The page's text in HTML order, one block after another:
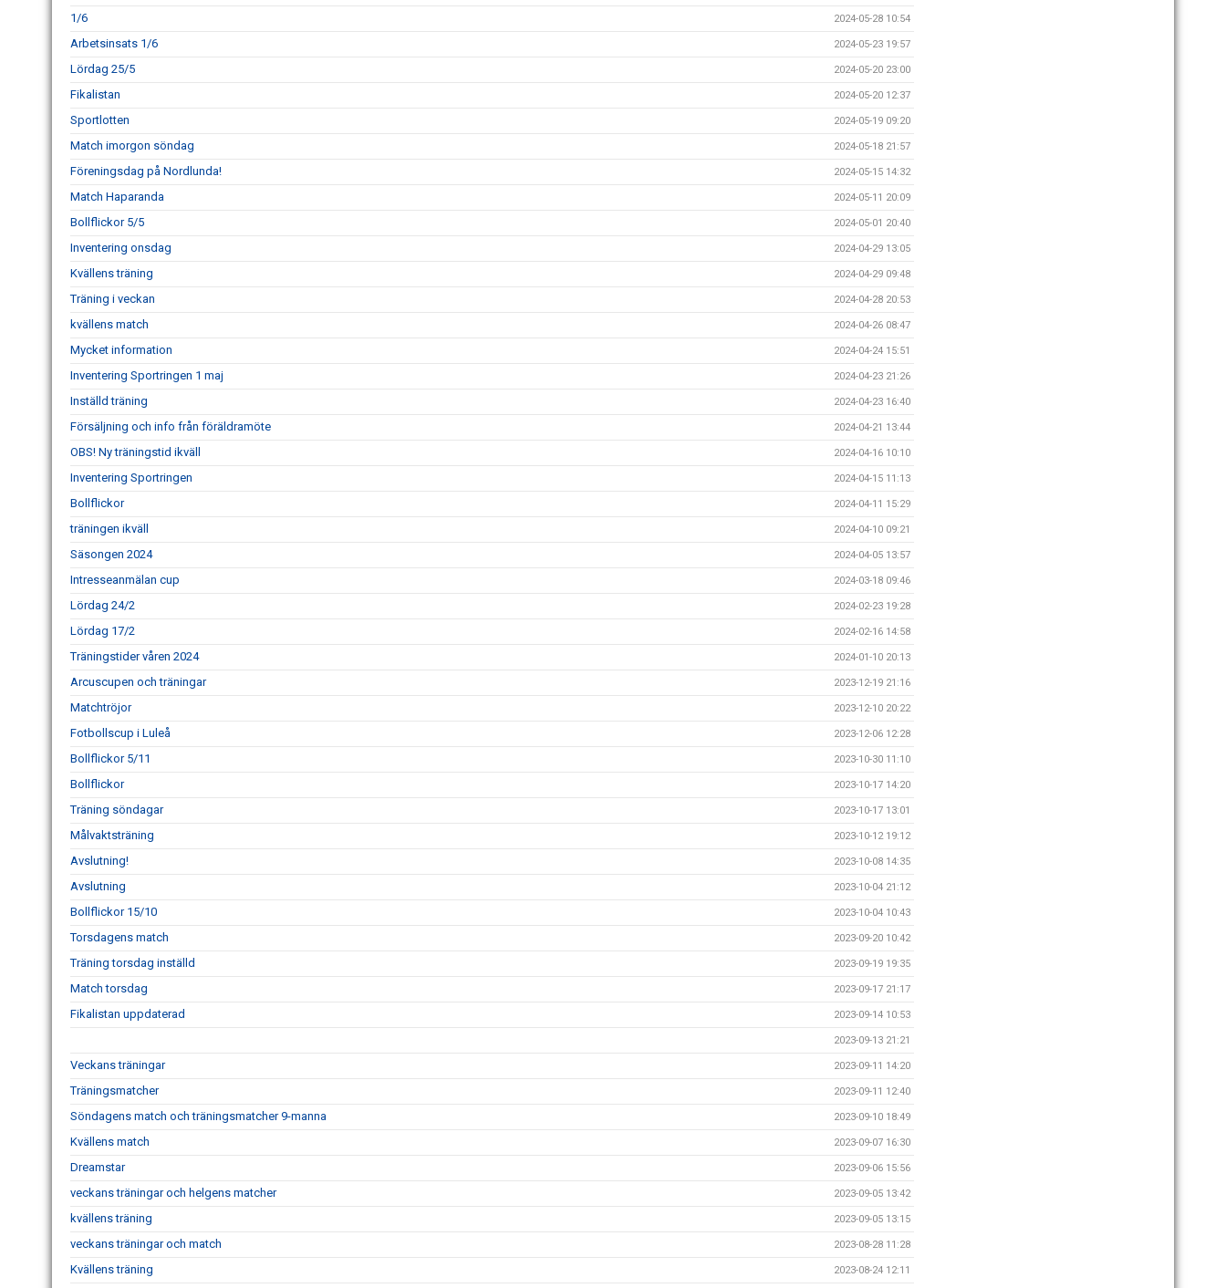
1/6 2024-05-28 10:54
Arbetsinsats 1/6 2024-05-23 19:57
Lördag 25/5 2024-05-20 23:00
Fikalistan 2024-05-20 12:37
Sportlotten 2024-05-19 09:20
Match imorgon söndag 2024-05-18 21:57
Föreningsdag på Nordlunda! 2024-05-15 14:32
Match Haparanda 2024-05-11 20:09
Bollflickor 5/5 2024-05-01 20:40
Inventering onsdag 2024-04-29 13:05
Kvällens träning 2024-04-29 09:48
Träning i veckan 2024-04-28 20:53
kvällens match 2024-04-26 08:47
Mycket information 2024-04-24 15:51
Inventering Sportringen 1 maj 2024-04-23 21:26
Inställd träning 2024-04-23 16:40
Försäljning och info från föräldramöte 2024-04-21 13:44
OBS! Ny träningstid ikväll 2024-04-16 10:10
Inventering Sportringen 2024-04-15 11:13
Bollflickor 2024-04-11 15:29
träningen ikväll 2024-04-10 09:21
Säsongen 2024 2024-04-05 13:57
Intresseanmälan cup 2024-03-18 09:46
Lördag 24/2 2024-02-23 19:28
Lördag 17/2 2024-02-16 14:58
Träningstider våren 2024 2024-01-10 20:13
Arcuscupen och träningar 2023-12-19 21:16
Matchtröjor 2023-12-10 20:22
Fotbollscup i Luleå 2023-12-06 12:28
Bollflickor 5/11 2023-10-30 11:10
Bollflickor 2023-10-17 14:20
Träning söndagar 2023-10-17 13:01
Målvaktsträning 2023-10-12 19:12
Avslutning! 2023-10-08 14:35
Avslutning 2023-10-04 21:12
Bollflickor 15/10 2023-10-04 10:43
Torsdagens match 2023-09-20 10:42
Träning torsdag inställd 2023-09-19 19:35
Match torsdag 2023-09-17 21:17
Fikalistan uppdaterad 2023-09-14 10:53
2023-09-13 21:21
Veckans träningar 2023-09-11 14:20
Träningsmatcher 2023-09-11 12:40
Söndagens match och träningsmatcher 9-manna 2023-09-10 18:49
Kvällens match 2023-09-07 16:30
Dreamstar 2023-09-06 15:56
veckans träningar och helgens matcher 2023-09-05 13:42
kvällens träning 2023-09-05 13:15
veckans träningar och match 2023-08-28 11:28
Kvällens träning 2023-08-24 12:11